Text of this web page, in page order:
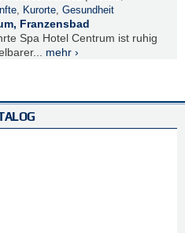
, Kurorte, Gesundheit
Franzensbad
Spa Hotel Centrum ist ruhig
mehr ›